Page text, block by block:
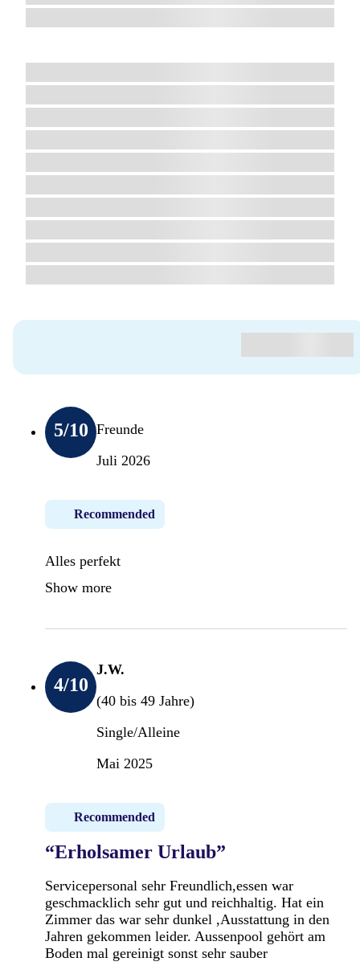
5/10 Freunde
Juli 2026
Recommended
Alles perfekt
Show more
4/10
J.W.
(40 bis 49 Jahre)
Single/Alleine
Mai 2025
Recommended
“Erholsamer Urlaub”
Servicepersonal sehr Freundlich,essen war
geschmacklich sehr gut und reichhaltig. Hat ein
Zimmer das war sehr dunkel ,Ausstattung in den
Jahren gekommen leider. Aussenpool gehört am
Boden mal gereinigt sonst sehr sauber